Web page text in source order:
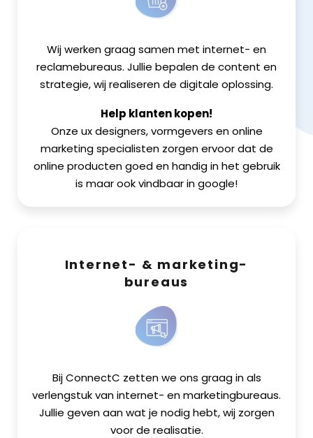
Wij werken graag samen met internet- en
reclamebureaus. Jullie bepalen de content en
strategie, wij realiseren de digitale oplossing.
Help klanten kopen!
Onze ux designers, vormgevers en online
marketing specialisten zorgen ervoor dat de
online producten goed en handig in het gebruik
is maar ook vindbaar in google!
Internet- & marketing-
bureaus
Bij ConnectC zetten we ons graag in als
verlengstuk van internet- en marketingbureaus.
Jullie geven aan wat je nodig hebt, wij zorgen
voor de realisatie.